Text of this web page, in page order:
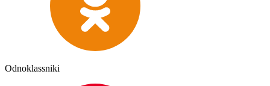
Odnoklassniki